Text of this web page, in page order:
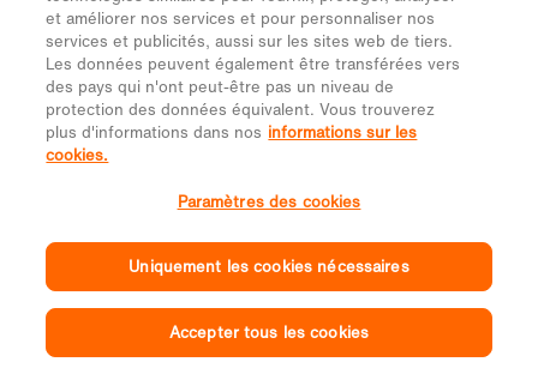
et améliorer nos services et pour personnaliser nos
services et publicités, aussi sur les sites web de tiers.
Les données peuvent également être transférées vers
des pays qui n'ont peut-être pas un niveau de
protection des données équivalent. Vous trouverez
plus d'informations dans nos informations sur les
cookies.
Paramètres des cookies
Uniquement les cookies nécessaires
Accepter tous les cookies